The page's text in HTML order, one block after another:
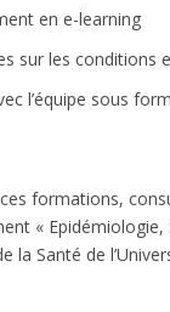
en e-learning
sur les conditions
l’équipe sous
formations,
« Epidémiologie,
la Santé de